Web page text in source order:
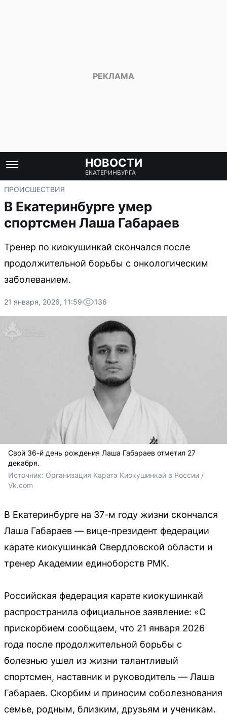
НОВОСТИ
ЕКАТЕРИНБУРГА
ПРОИСШЕСТВИЯ
В Екатеринбурге умер
спортсмен Лаша Габараев
Тренер по киокушинкай скончался после
продолжительной борьбы с онкологическим
заболеванием.
21 января, 2026, 11:59 136
Свой 36-й день рождения Лаша Габараев отметил 27
декабря.
Источник: Организация Каратэ Киокушинкай в России /
Vk.com
В Екатеринбурге на 37-м году жизни скончался
Лаша Габараев — вице-президент федерации
карате киокушинкай Свердловской области и
тренер Академии единоборств РМК.
Российская федерация карате киокушинкай
распространила официальное заявление: «С
прискорбием сообщаем, что 21 января 2026
года после продолжительной борьбы с
болезнью ушел из жизни талантливый
спортсмен, наставник и руководитель — Лаша
Габараев. Скорбим и приносим соболезнования
семье, родным, близким, друзьям и ученикам.